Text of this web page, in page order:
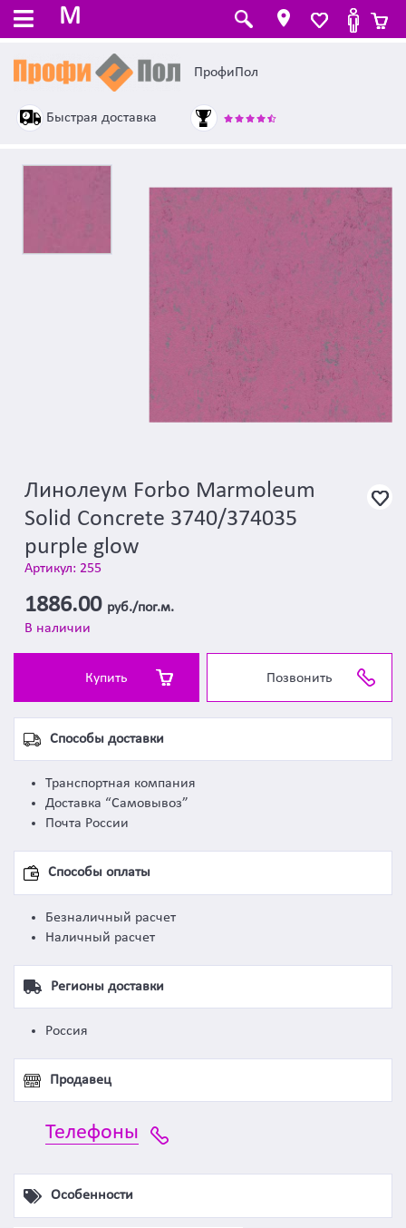
M
ПрофиПол
Быстрая доставка
Линолеум Forbo Marmoleum
Solid Concrete 3740/374035
purple glow
Артикул: 255
1886.00 руб./пог.м.
В наличии
Купить Позвонить
Способы доставки
Транспортная компания
Доставка “Самовывоз”
Почта России
Способы оплаты
Безналичный расчет
Наличный расчет
Регионы доставки
Россия
Продавец
Телефоны
Особенности